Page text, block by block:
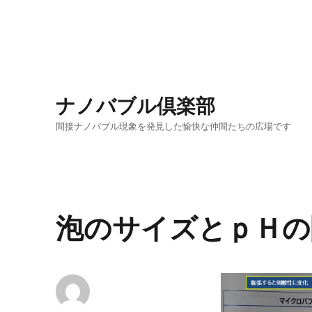
ナノバブル倶楽部
間接ナノバブル現象を発見した愉快な仲間たちの広場です
泡のサイズとｐＨ